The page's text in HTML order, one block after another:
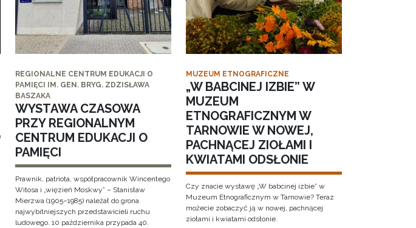
REGIONALNE CENTRUM EDUKACJI O
PAMIĘCI IM. GEN. BRYG. ZDZISŁAWA
BASZAKA
WYSTAWA CZASOWA
PRZY REGIONALNYM
CENTRUM EDUKACJI O
PAMIĘCI
Prawnik, patriota, współpracownik Wincentego
Witosa i „więzień Moskwy” – Stanisław
Mierzwa (1905–1985) należał do grona
najwybitniejszych przedstawicieli ruchu
ludowego. 10 października przypada 40.
MUZEUM ETNOGRAFICZNE
„W BABCINEJ IZBIE” W
MUZEUM
ETNOGRAFICZNYM W
TARNOWIE W NOWEJ,
PACHNĄCEJ ZIOŁAMI I
KWIATAMI ODSŁONIE
Czy znacie wystawę „W babcinej izbie” w
Muzeum Etnograficznym w Tarnowie? Teraz
możecie zobaczyć ją w nowej, pachnącej
ziołami i kwiatami odsłonie.